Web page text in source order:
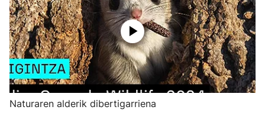
Naturaren alderik dibertigarriena